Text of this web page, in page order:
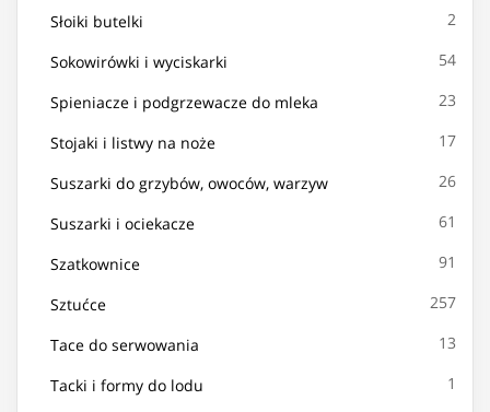
Słoiki butelki 2
Sokowirówki i wyciskarki 54
Spieniacze i podgrzewacze do mleka 23
Stojaki i listwy na noże 17
Suszarki do grzybów, owoców, warzyw 26
Suszarki i ociekacze 61
Szatkownice 91
Sztućce 257
Tace do serwowania 13
Tacki i formy do lodu 1